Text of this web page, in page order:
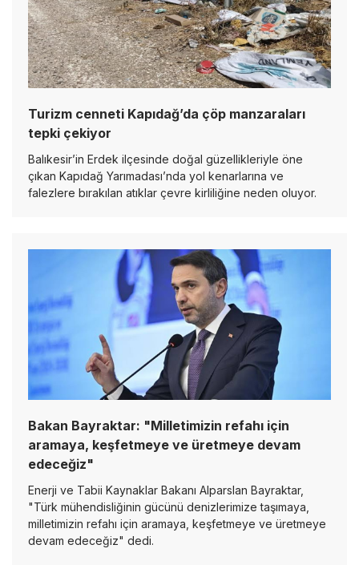
Turizm cenneti Kapıdağ’da çöp manzaraları
tepki çekiyor
Balıkesir’in Erdek ilçesinde doğal güzellikleriyle öne
çıkan Kapıdağ Yarımadası’nda yol kenarlarına ve
falezlere bırakılan atıklar çevre kirliliğine neden oluyor.
Bakan Bayraktar: "Milletimizin refahı için
aramaya, keşfetmeye ve üretmeye devam
edeceğiz"
Enerji ve Tabii Kaynaklar Bakanı Alparslan Bayraktar,
"Türk mühendisliğinin gücünü denizlerimize taşımaya,
milletimizin refahı için aramaya, keşfetmeye ve üretmeye
devam edeceğiz" dedi.